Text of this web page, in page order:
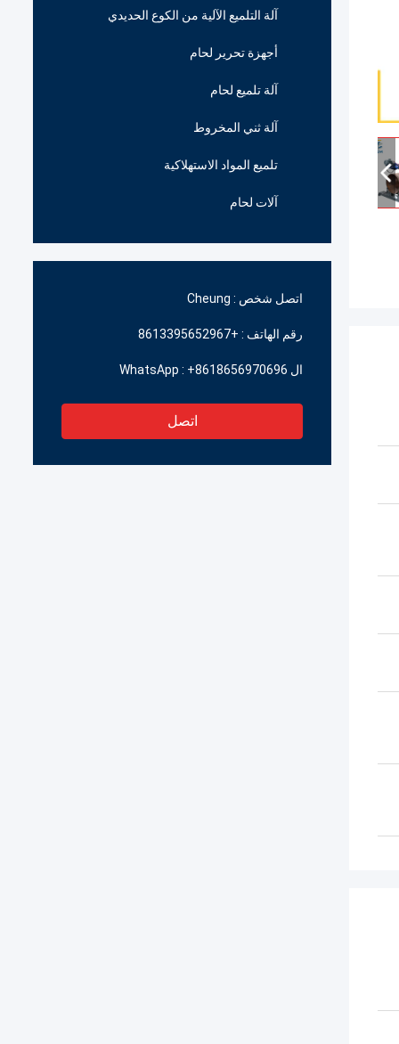
آلة التلميع الآلية من الكوع الحديدي
أجهزة تحرير لحام
آلة تلميع لحام
آلة ثني المخروط
تلميع المواد الاستهلاكية
آلات لحام
اتصل شخص : Cheung
رقم الهاتف : +8613395652967
ال WhatsApp : +8618656970696
اتصل